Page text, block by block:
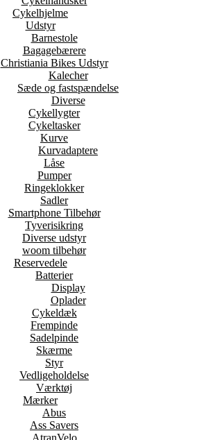
Cykelhjelme
Udstyr
Barnestole
Bagagebærere
Christiania Bikes Udstyr
Kalecher
Sæde og fastspændelse
Diverse
Cykellygter
Cykeltasker
Kurve
Kurvadaptere
Låse
Pumper
Ringeklokker
Sadler
Smartphone Tilbehør
Tyverisikring
Diverse udstyr
woom tilbehør
Reservedele
Batterier
Display
Oplader
Cykeldæk
Frempinde
Sadelpinde
Skærme
Styr
Vedligeholdelse
Værktøj
Mærker
Abus
Ass Savers
AtranVelo